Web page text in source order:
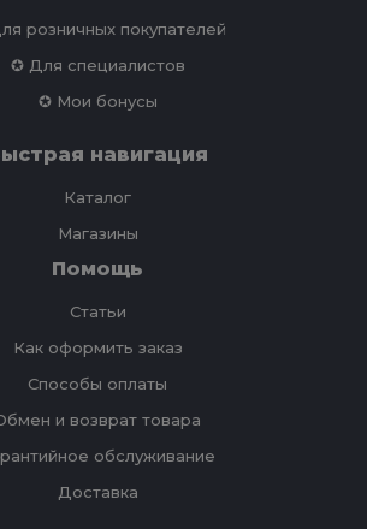
розничных покупателей
✪ Для специалистов
✪ Мои бонусы
навигация
Каталог
Магазины
Помощь
Статьи
Как оформить заказ
Способы оплаты
и возврат товара
обслуживание
Доставка